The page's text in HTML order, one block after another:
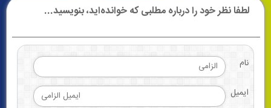
لطفا نظر خود را درباره مطلبی که خوانده‌اید، بنویسید...
نام
ایمیل